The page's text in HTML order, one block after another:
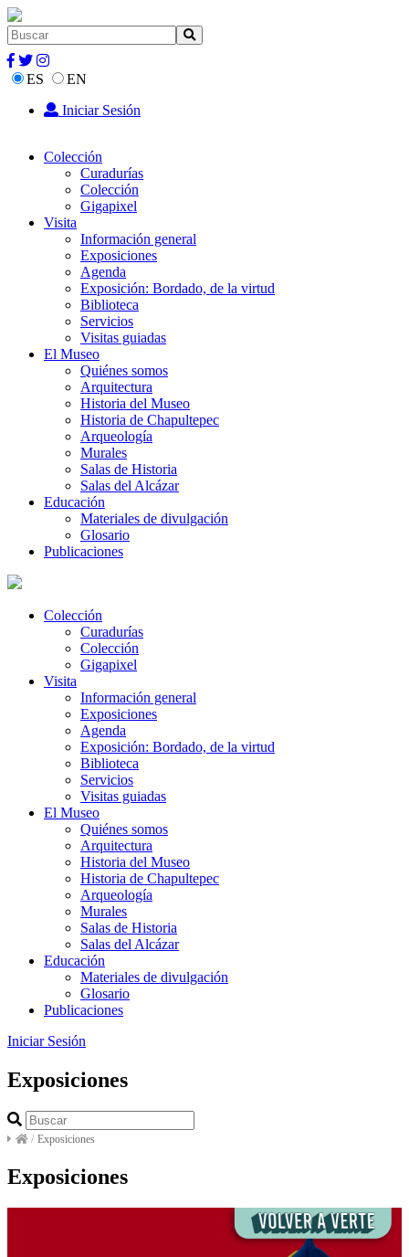
ES
EN
Iniciar Sesión
Colección
Curadurías
Colección
Gigapixel
Visita
Información general
Exposiciones
Agenda
Exposición: Bordado, de la virtud
Biblioteca
Servicios
Visitas guiadas
El Museo
Quiénes somos
Arquitectura
Historia del Museo
Historia de Chapultepec
Arqueología
Murales
Salas de Historia
Salas del Alcázar
Educación
Materiales de divulgación
Glosario
Publicaciones
Colección
Curadurías
Colección
Gigapixel
Visita
Información general
Exposiciones
Agenda
Exposición: Bordado, de la virtud
Biblioteca
Servicios
Visitas guiadas
El Museo
Quiénes somos
Arquitectura
Historia del Museo
Historia de Chapultepec
Arqueología
Murales
Salas de Historia
Salas del Alcázar
Educación
Materiales de divulgación
Glosario
Publicaciones
Iniciar Sesión
Exposiciones
/ Exposiciones
Exposiciones